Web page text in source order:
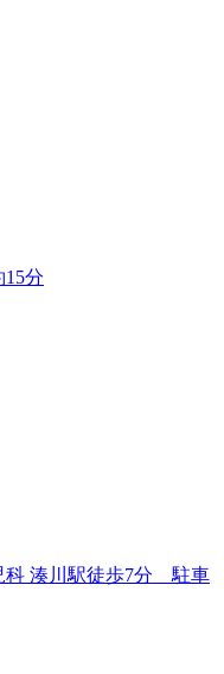
分
湊川駅徒歩7分 駐車